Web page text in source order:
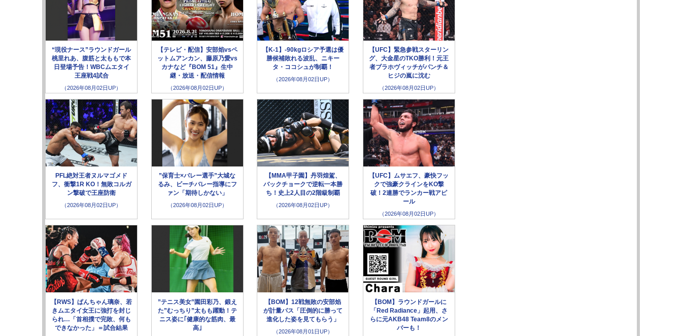
“現役ナース”ラウンドガール
桃里れあ、腹筋と太ももで本
日登場予告！WBCムエタイ
王座戦4試合
（2026年08月02日UP）
【テレビ・配信】安部焰vsペ
ットムアンカン、藤原乃愛vs
カナなど『BOM 51』生中
継・放送・配信情報
（2026年08月02日UP）
【K-1】-90kgロシア予選は優
勝候補敗れる波乱、ニキー
タ・ココシュが制覇！
（2026年08月02日UP）
【UFC】緊急参戦スターリン
グ、大金星のTKO勝利！元王
者ブラホヴィッチがパンチ＆
ヒジの嵐に沈む
（2026年08月02日UP）
PFL絶対王者ヌルマゴメド
フ、衝撃1R KO！無敗コルガ
ン撃破で王座防衛
（2026年08月02日UP）
”保育士×バレー選手”大城な
るみ、ビーチバレー指導にフ
ァン「期待しかない」
（2026年08月02日UP）
【MMA甲子園】丹羽煌駕、
バックチョークで逆転一本勝
ち！史上2人目の2階級制覇
（2026年08月02日UP）
【UFC】ムサエフ、豪快フッ
クで強豪クラインをKO撃
破！2連勝でランカー戦アピ
ール
（2026年08月02日UP）
【RWS】ぱんちゃん璃奈、若
きムエタイ女王に強打を封じ
られ…「首相撲で完敗、何も
できなかった」＝試合結果
”テニス美女”園田彩乃、鍛え
た”むっちり”太もも躍動！テ
ニス姿に｢健康的な筋肉、最
高｣
【BOM】12戦無敗の安部焰
が計量パス「圧倒的に勝って
進化した姿を見てもらう」
（2026年08月01日UP）
【BOM】ラウンドガールに
「Red Radiance」起用、さ
らに元AKB48 Team8のメン
バーも！